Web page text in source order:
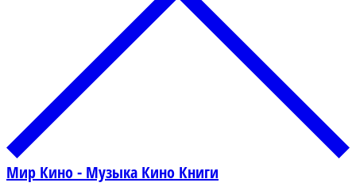
Мир Кино - Музыка Кино Книги